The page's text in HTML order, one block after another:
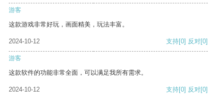
游客
这款游戏非常好玩，画面精美，玩法丰富。
2024-10-12 支持[0] 反对[0]
游客
这款软件的功能非常全面，可以满足我所有需求。
2024-10-12 支持[0] 反对[0]